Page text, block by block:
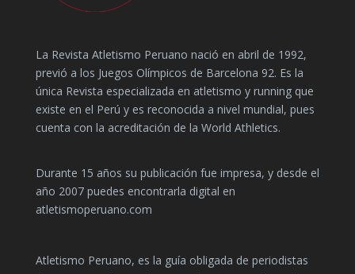
La Revista Atletismo Peruano nació en abril de 1992,
previó a los Juegos Olímpicos de Barcelona 92. Es la
única Revista especializada en atletismo y running que
existe en el Perú y es reconocida a nivel mundial, pues
cuenta con la acreditación de la World Athletics.
Durante 15 años su publicación fue impresa, y desde el
año 2007 puedes encontrarla digital en
atletismoperuano.com
Atletismo Peruano, es la guía obligada de periodistas